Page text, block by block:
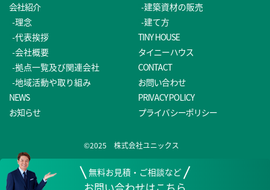
会社紹介
-理念
-代表挨拶
-会社概要
-拠点一覧及び関連会社
-地域活動や取り組み
NEWS
お知らせ
-建築資材の販売
-建て方
TINY HOUSE
タイニーハウス
CONTACT
お問い合わせ
PRIVACY POLICY
プライバシーポリシー
©2025 株式会社ユニックス
無料お見積・ご相談など